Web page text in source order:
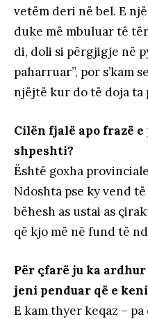
vetëm deri në bel. E
duke më mbuluar të
di, doli si përgjigje në
paharruar”, por s’kam
njëjtë kur do të doja ta
Cilën fjalë apo frazë
shpeshti?
Është goxha
Ndoshta pse ky vend të
bëhesh as ustai as
që kjo më në fund të
Për çfarë ju ka
jeni penduar që e
E kam thyer keqaz –